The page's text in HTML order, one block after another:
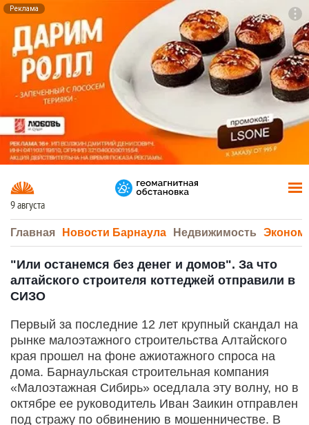
Реклама
9 августа
Главная Новости Барнаула Недвижимость
"Или останемся без денег и домов". За что
алтайского строителя коттеджей отправили в
СИЗО
Первый за последние 12 лет крупный скандал на
рынке малоэтажного строительства Алтайского
края прошел на фоне ажиотажного спроса на
дома. Барнаульская строительная компания
«Малоэтажная Сибирь» оседлала эту волну, но в
октябре ее руководитель Иван Заикин отправлен
под стражу по обвинению в мошенничестве. В